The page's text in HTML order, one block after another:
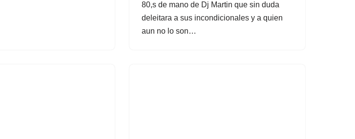
80,s de mano de Dj Martin que sin duda
deleitara a sus incondicionales y a quien
aun no lo son…